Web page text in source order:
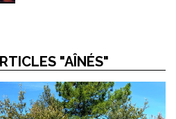
"AÎNÉS"